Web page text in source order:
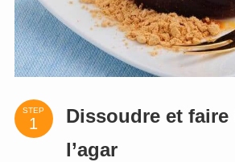
STEP
Dissoudre et
l’agar